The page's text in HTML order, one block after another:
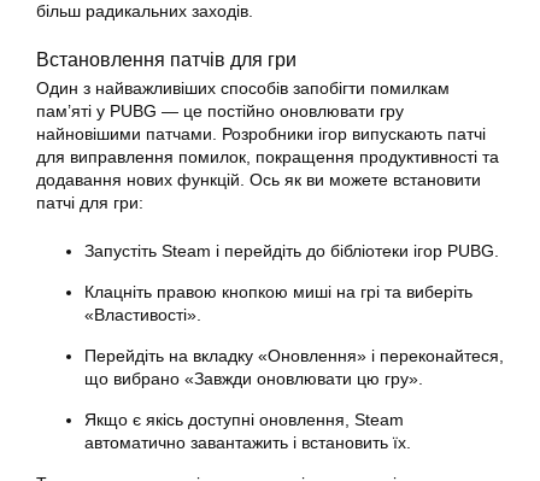
більш радикальних заходів.
Встановлення патчів для гри
Один з найважливіших способів запобігти помилкам
пам’яті у PUBG — це постійно оновлювати гру
найновішими патчами. Розробники ігор випускають патчі
для виправлення помилок, покращення продуктивності та
додавання нових функцій. Ось як ви можете встановити
патчі для гри:
Запустіть Steam і перейдіть до бібліотеки ігор PUBG.
Клацніть правою кнопкою миші на грі та виберіть
«Властивості».
Перейдіть на вкладку «Оновлення» і переконайтеся,
що вибрано «Завжди оновлювати цю гру».
Якщо є якісь доступні оновлення, Steam
автоматично завантажить і встановить їх.